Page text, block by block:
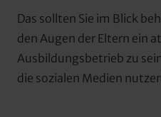
Das sollten Sie im Blick
den Augen der Eltern ein
Ausbildungsbetrieb zu
die sozialen Medien